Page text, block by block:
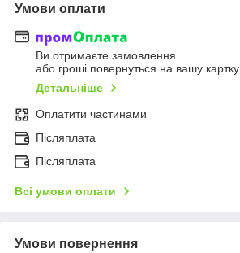
Умови оплати
Ви отримаєте замовлення
або гроші повернуться на вашу картку
Детальніше
Оплатити частинами
Післяплата
Післяплата
Всі умови оплати
Умови повернення